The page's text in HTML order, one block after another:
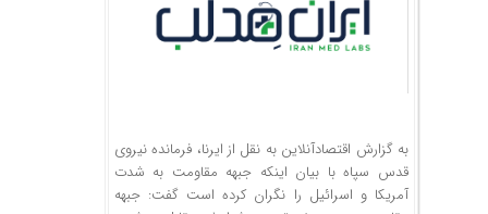
به گزارش اقتصادآنلاین به نقل از ایرنا، فرمانده نیروی
قدس سپاه با بیان اینکه جبهه مقاومت به شدت
آمریکا و اسرائیل را نگران کرده است گفت: جبهه